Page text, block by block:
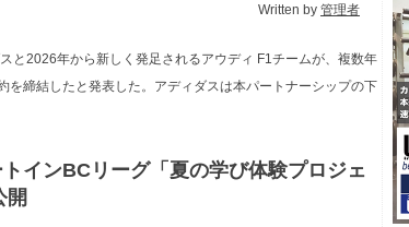
Written by 管理者
と2026年から新しく発足されるアウディ F1チームが、複数年
を締結したと発表した。アディダスは本パートナーシップの下
トインBCリーグ「夏の学び体験プロジェ
開